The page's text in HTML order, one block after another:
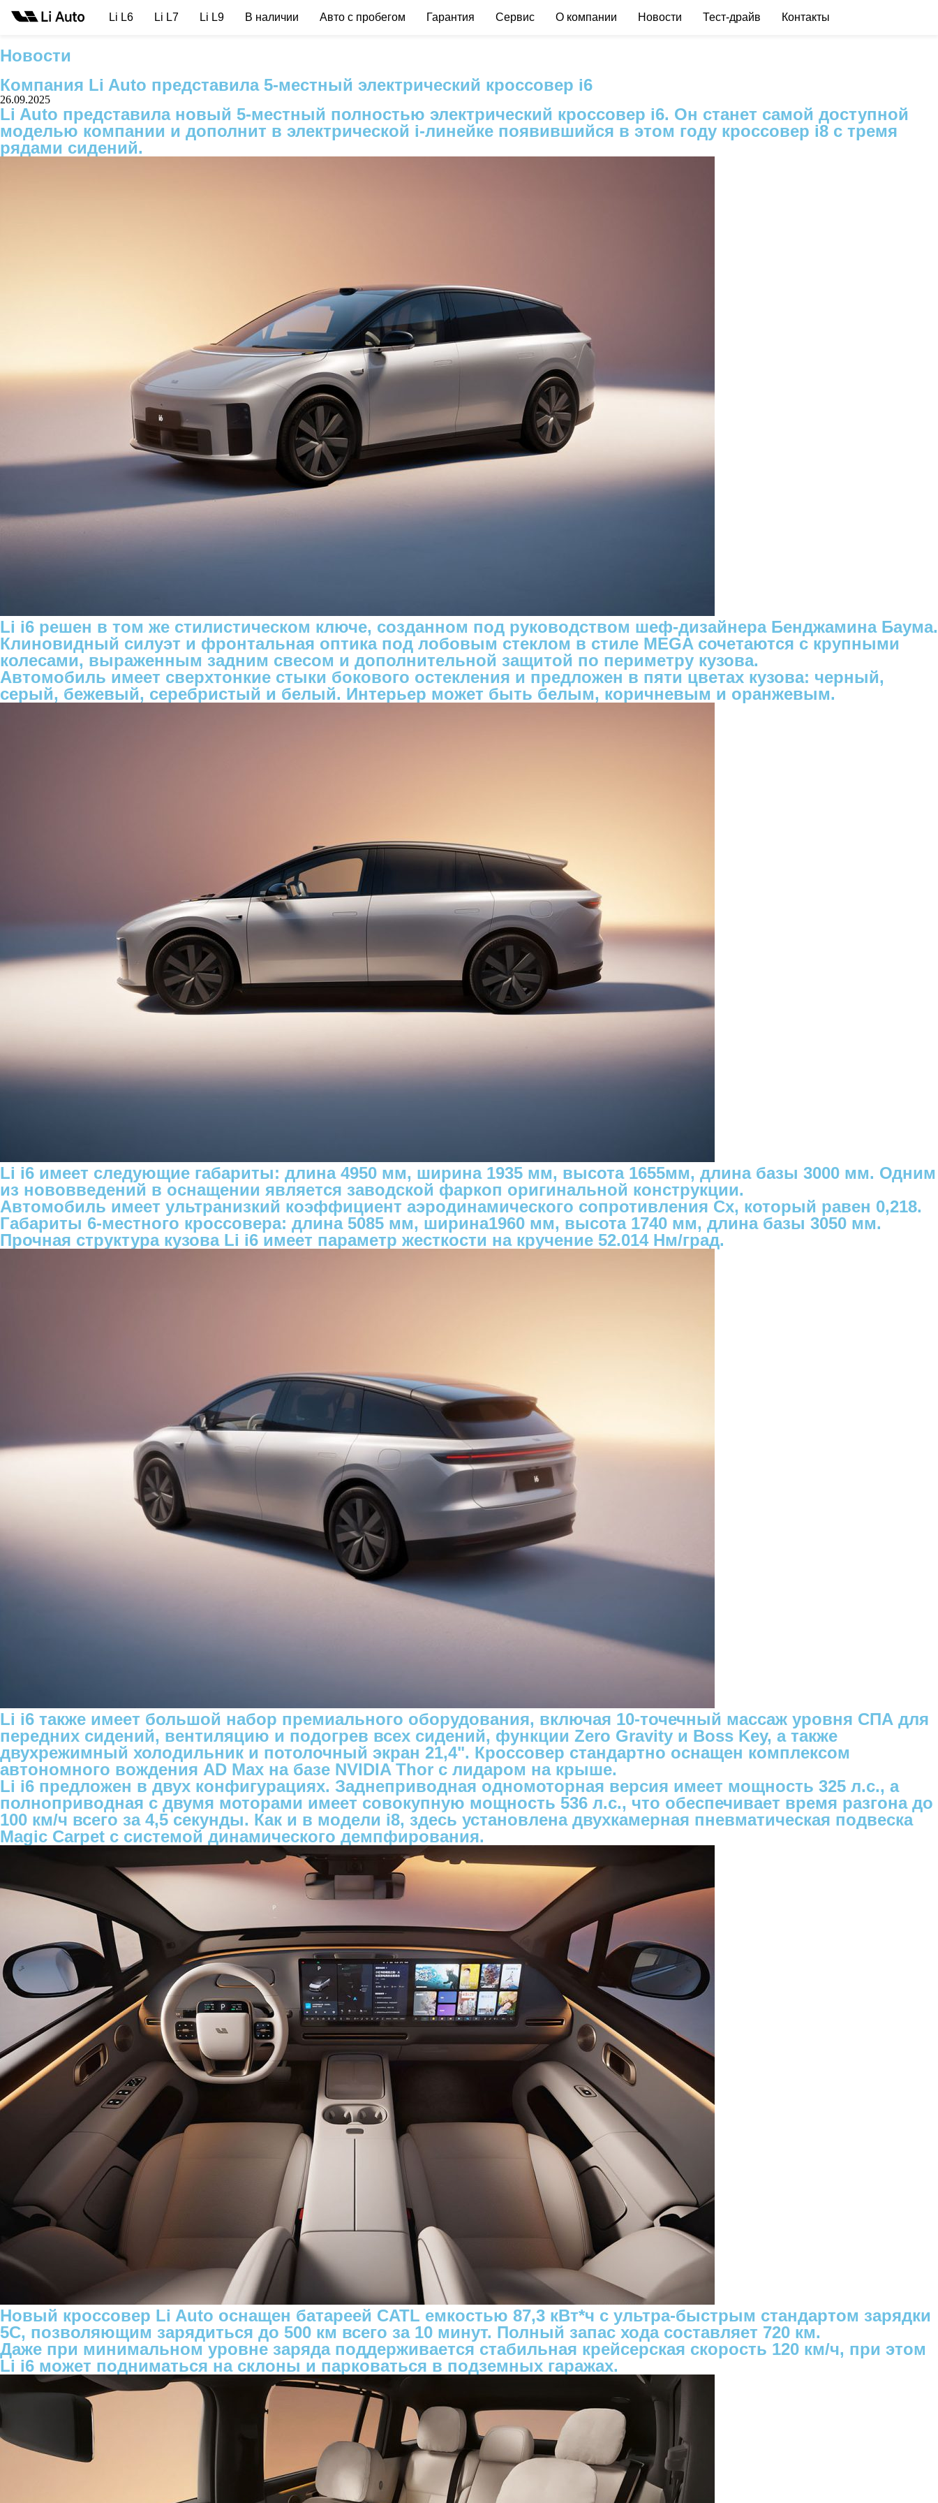
Li L6 Li L7 Li L9 В наличии Авто с пробегом Гарантия Cервис О компании Новости Тест-драйв Контакты
Новости
Компания Li Auto представила 5-местный электрический кроссовер i6
26.09.2025
Li Auto представила новый 5-местный полностью электрический кроссовер i6. Он станет самой доступной
моделью компании и дополнит в электрической i-линейке появившийся в этом году кроссовер i8 с тремя
рядами сидений.
Li i6 решен в том же стилистическом ключе, созданном под руководством шеф-дизайнера Бенджамина Баума.
Клиновидный силуэт и фронтальная оптика под лобовым стеклом в стиле MEGA сочетаются с крупными
колесами, выраженным задним свесом и дополнительной защитой по периметру кузова.
Автомобиль имеет сверхтонкие стыки бокового остекления и предложен в пяти цветах кузова: черный,
серый, бежевый, серебристый и белый. Интерьер может быть белым, коричневым и оранжевым.
Li i6 имеет следующие габариты: длина 4950 мм, ширина 1935 мм, высота 1655мм, длина базы 3000 мм. Одним
из нововведений в оснащении является заводской фаркоп оригинальной конструкции.
Автомобиль имеет ультранизкий коэффициент аэродинамического сопротивления Cx, который равен 0,218.
Габариты 6-местного кроссовера: длина 5085 мм, ширина1960 мм, высота 1740 мм, длина базы 3050 мм.
Прочная структура кузова Li i6 имеет параметр жесткости на кручение 52.014 Нм/град.
Li i6 также имеет большой набор премиального оборудования, включая 10-точечный массаж уровня СПА для
передних сидений, вентиляцию и подогрев всех сидений, функции Zero Gravity и Boss Key, а также
двухрежимный холодильник и потолочный экран 21,4". Кроссовер стандартно оснащен комплексом
автономного вождения AD Max на базе NVIDIA Thor c лидаром на крыше.
Li i6 предложен в двух конфигурациях. Заднеприводная одномоторная версия имеет мощность 325 л.с., а
полноприводная с двумя моторами имеет совокупную мощность 536 л.с., что обеспечивает время разгона до
100 км/ч всего за 4,5 секунды. Как и в модели i8, здесь установлена двухкамерная пневматическая подвеска
Magic Carpet с системой динамического демпфирования.
Новый кроссовер Li Auto оснащен батареей CATL емкостью 87,3 кВт*ч с ультра-быстрым стандартом зарядки
5C, позволяющим зарядиться до 500 км всего за 10 минут. Полный запас хода составляет 720 км.
Даже при минимальном уровне заряда поддерживается стабильная крейсерская скорость 120 км/ч, при этом
Li i6 может подниматься на склоны и парковаться в подземных гаражах.